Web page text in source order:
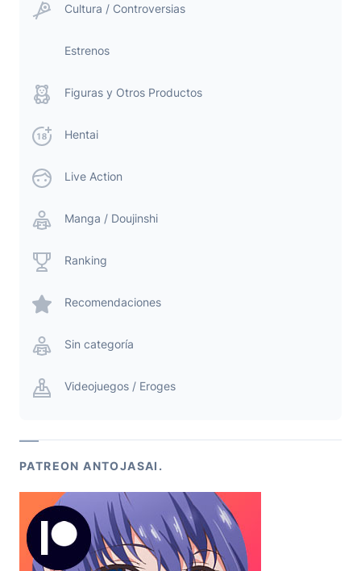
Cultura / Controversias
Estrenos
Figuras y Otros Productos
Hentai
Live Action
Manga / Doujinshi
Ranking
Recomendaciones
Sin categoría
Videojuegos / Eroges
PATREON ANTOJASAI.